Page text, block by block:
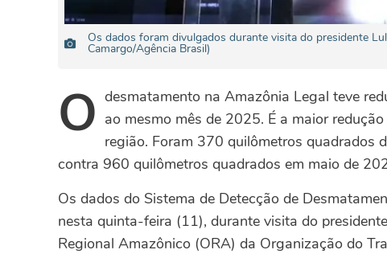
Os dados foram divulgados durante visita do presidente
Camargo/Agência Brasil)
Odesmatamento na Amazônia Legal teve
ao mesmo mês de 2025. É a maior
região. Foram 370 quilômetros quadrados
contra 960 quilômetros quadrados em maio de
Os dados do Sistema de Detecção de
nesta quinta-feira (11), durante visita do
Regional Amazônico (ORA) da Organização do